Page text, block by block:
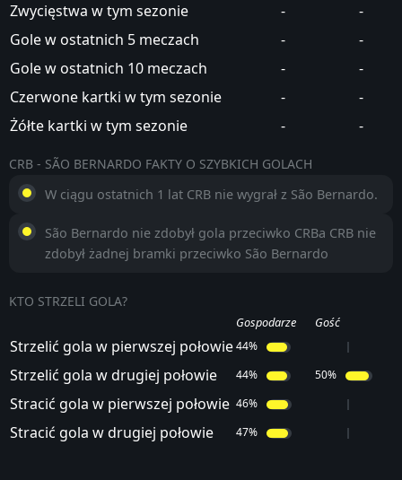
Zwycięstwa w tym sezonie -
-
Gole w ostatnich 5 meczach
-
-
Gole w ostatnich 10 meczach
-
-
Czerwone kartki w tym sezonie
-
-
Żółte kartki w tym sezonie
- -
CRB - SÃO BERNARDO FAKTY O SZYBKICH GOLACH
W ciągu ostatnich 1 lat CRB nie wygrał z São Bernardo.
São Bernardo nie zdobył gola przeciwko CRBa CRB nie
zdobył żadnej bramki przeciwko São Bernardo
KTO STRZELI GOLA?
Gospodarze Gość
Strzelić gola w pierwszej połowie44%
Strzelić gola w drugiej połowie 44% 50%
Stracić gola w pierwszej połowie 46%
Stracić gola w drugiej połowie 47%